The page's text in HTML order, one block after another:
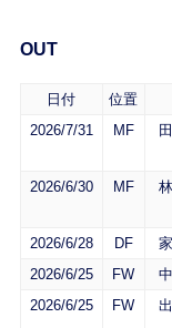
OUT
日付 位置
2026/7/31
MF
2026/6/30 MF
2026/6/28
DF
2026/6/25
FW
2026/6/25
FW